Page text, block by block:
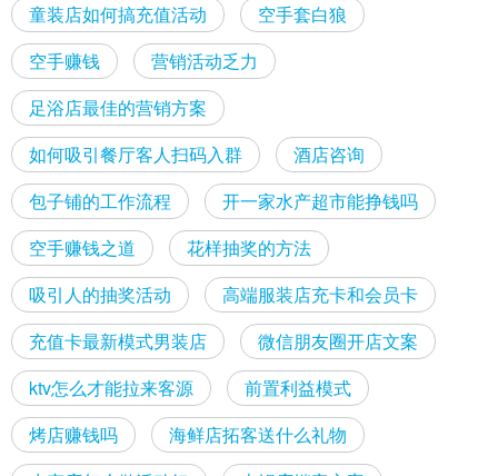
童装店如何搞充值活动
空手套白狼
空手赚钱
营销活动乏力
足浴店最佳的营销方案
如何吸引餐厅客人扫码入群
酒店咨询
包子铺的工作流程
开一家水产超市能挣钱吗
空手赚钱之道
花样抽奖的方法
吸引人的抽奖活动
高端服装店充卡和会员卡
充值卡最新模式男装店
微信朋友圈开店文案
ktv怎么才能拉来客源
前置利益模式
烤店赚钱吗
海鲜店拓客送什么礼物